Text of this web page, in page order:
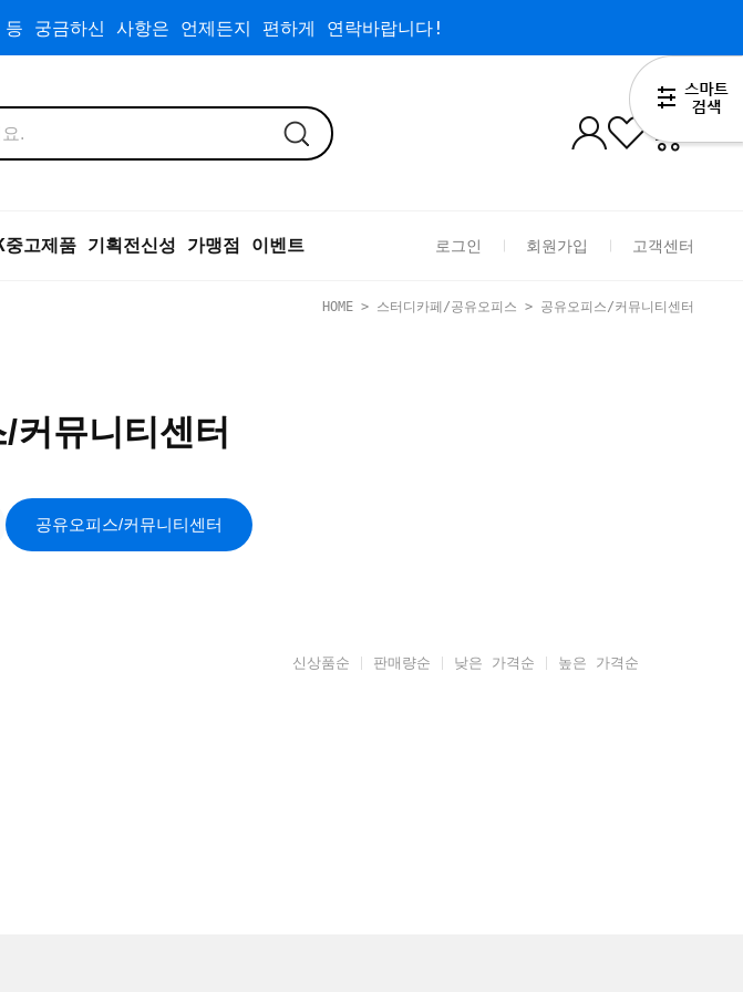
궁금하신 사항은 언제든지 편하게 연락바랍니다!
중고제품 기획전신성 가맹점 이벤트 로그인 회원가입 고객센터
HOME > 스터디카페/공유오피스 > 공유오피스/커뮤니티센터
커뮤니티센터
공유오피스/커뮤니티센터
신상품순 판매량순 낮은 가격순 높은 가격순